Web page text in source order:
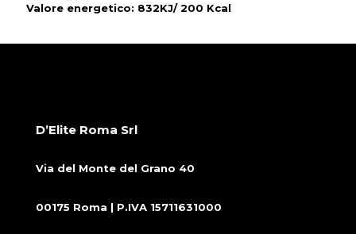
Valore energetico: 832KJ/ 200 Kcal
D’Elite Roma Srl
Via del Monte del Grano 40
00175 Roma | P.IVA 15711631000